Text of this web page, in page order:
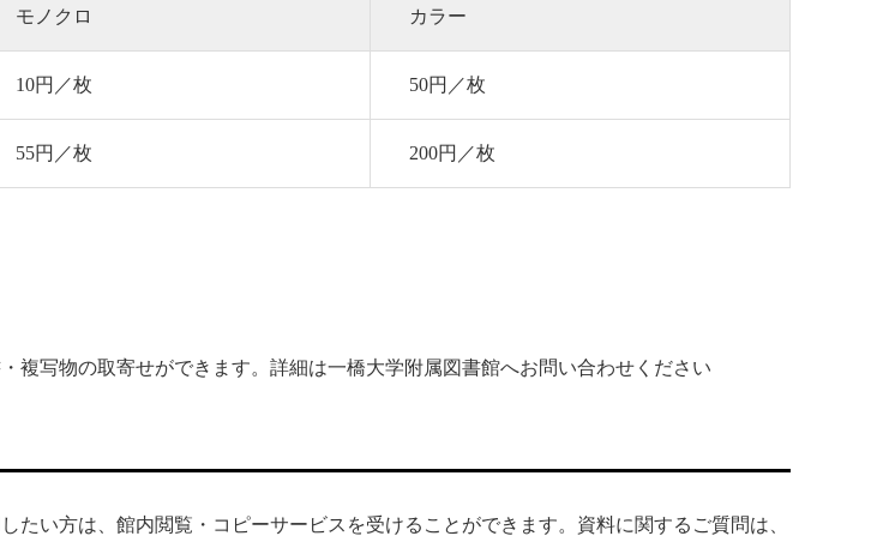
モノクロ カラー
10円／枚 50円／枚
55円／枚 200円／枚
複写物の取寄せができます。詳細は一橋大学附属図書館へお問い合わせください
い方は、館内閲覧・コピーサービスを受けることができます。資料に関するご質問は、